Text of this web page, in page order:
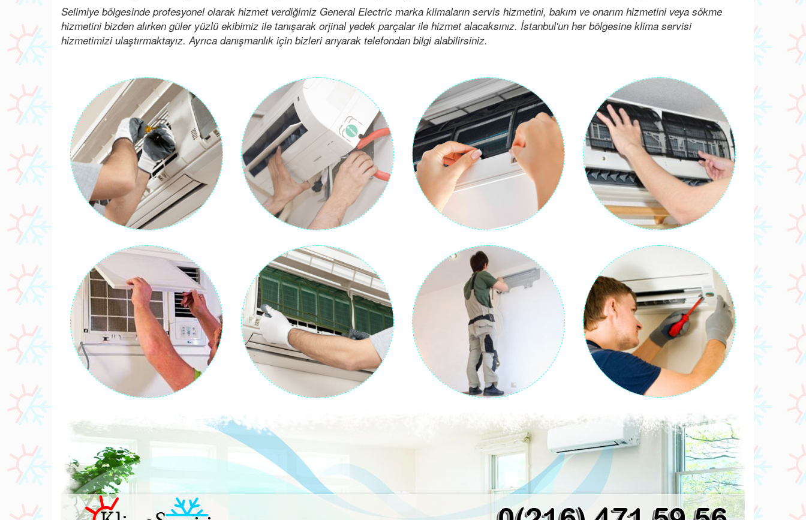
Selimiye bölgesinde profesyonel olarak hizmet verdiğimiz General Electric marka klimaların servis hizmetini, bakım ve onarım hizmetini veya sökme
hizmetini bizden alırken güler yüzlü ekibimiz ile tanışarak orjinal yedek parçalar ile hizmet alacaksınız. İstanbul'un her bölgesine klima servisi
hizmetimizi ulaştırmaktayız. Ayrıca danışmanlık için bizleri arıyarak telefondan bilgi alabilirsiniz.